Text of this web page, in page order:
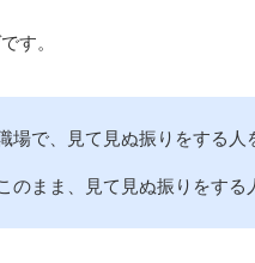
す。
場で、見て見ぬ振りをする人
のまま、見て見ぬ振りをす